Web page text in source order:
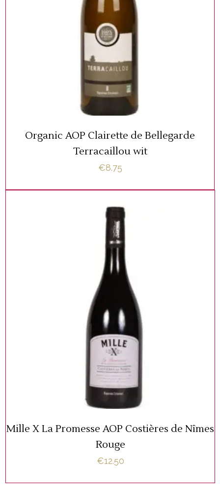
BIOLOGISCH,WIJNFLESSEN
TOEVOEGEN AAN WINKELWAGEN
Organic AOP Clairette de Bellegarde
Terracaillou wit
€8.75
NIEUW! WIJNFLESSEN
TOEVOEGEN AAN WINKELWAGEN
Mille X La Promesse AOP Costières de Nîmes
Rouge
€12.50